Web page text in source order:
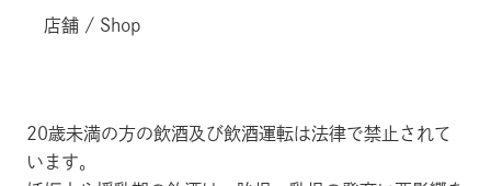
店舗 / Shop
20歳未満の方の飲酒及び飲酒運転は法律で禁止されて
います。